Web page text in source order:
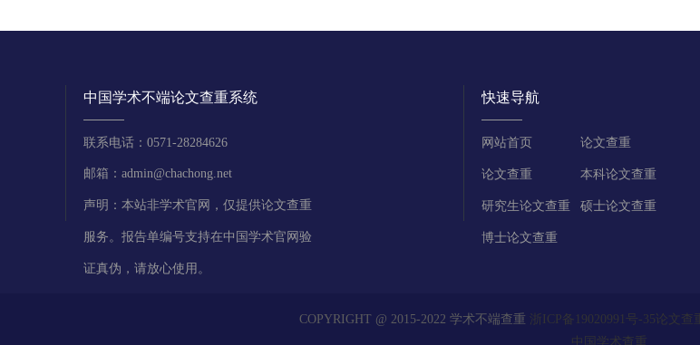
COPYRIGHT @ 2015-2022 学术不端查重 浙ICP备19020991号-35 论文查重
中国学术查重
中国学术不端论文查重系统
联系电话：0571-28284626
邮箱：admin@chachong.net
声明：本站非学术官网，仅提供论文查重
服务。报告单编号支持在中国学术官网验
证真伪，请放心使用。
快速导航
网站首页 论文查重
论文查重 本科论文查重
研究生论文查重 硕士论文查重
博士论文查重